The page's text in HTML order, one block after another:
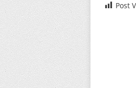
Post